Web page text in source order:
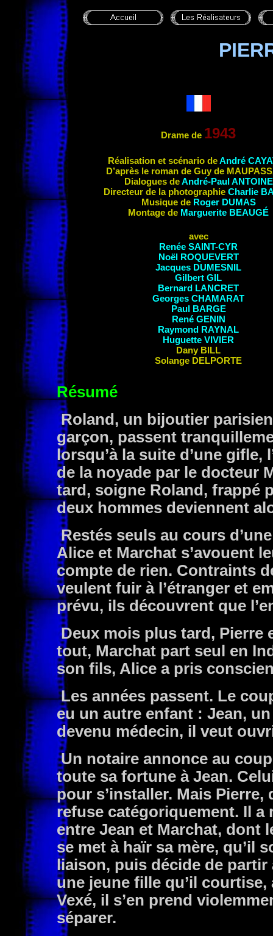
Drame de 1943
Réalisation et scénario deAndré
D’après le roman de Guy de
Dialogues deAndré-Paul ANTOINE
Directeur de la photographie Charlie
Musique de Roger DUMAS
Montage de Marguerite BEAUGÉ
avec
Renée SAINT-CYR
Noël ROQUEVERT
Jacques DUMESNIL
Gilbert GIL
Bernard LANCRET
Georges CHAMARAT
Paul BARGE
René GENIN
Raymond RAYNAL
Huguette VIVIER
Dany BILL
Solange DELPORTE
Résumé
Roland, un bijoutier
garçon, passent
lorsqu’à la suite d’une gifle,
de la noyade par le docteur
tard, soigne Roland, frappé
deux hommes deviennent
Restés seuls au cours
Alice et Marchat s’avouent
compte de rien. Contraints
veulent fuir à l’étranger et
prévu, ils découvrent que
Deux mois plus tard, Pierre
tout, Marchat part seul en
son fils, Alice a pris
Les années passent. Le
eu un autre enfant : Jean,
devenu médecin, il veut
Un notaire annonce au
toute sa fortune à Jean.
pour s’installer. Mais
refuse catégoriquement. Il a
entre Jean et Marchat, dont
se met à haïr sa mère, qu’il
liaison, puis décide de partir
une jeune fille qu’il
Vexé, il s’en prend
séparer.